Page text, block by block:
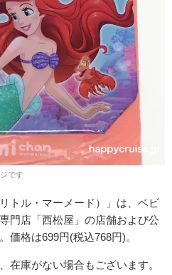
です
トル・マーメード）」は、 ベビ
門店「西松屋」の店舗および公
価格は699円(税込768円)。
在庫がない場合もございます。